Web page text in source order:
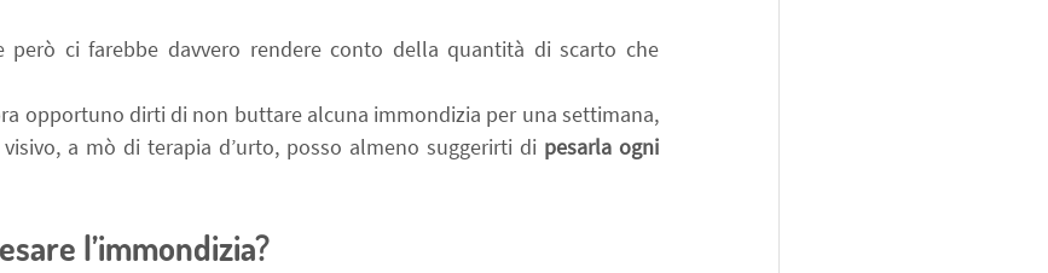
però ci farebbe davvero rendere conto della quantità di scarto che
opportuno dirti di non buttare alcuna immondizia per una settimana,
a mò di terapia d’urto, posso almeno suggerirti di pesarla ogni
l’immondizia?